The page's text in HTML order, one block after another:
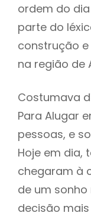
ordem do
parte do
construção
na região de
Costumava
Para Alugar
pessoas, e
Hoje em dia,
chegaram à
de um
decisão